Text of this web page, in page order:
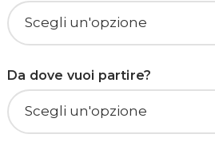
Da dove vuoi partire?